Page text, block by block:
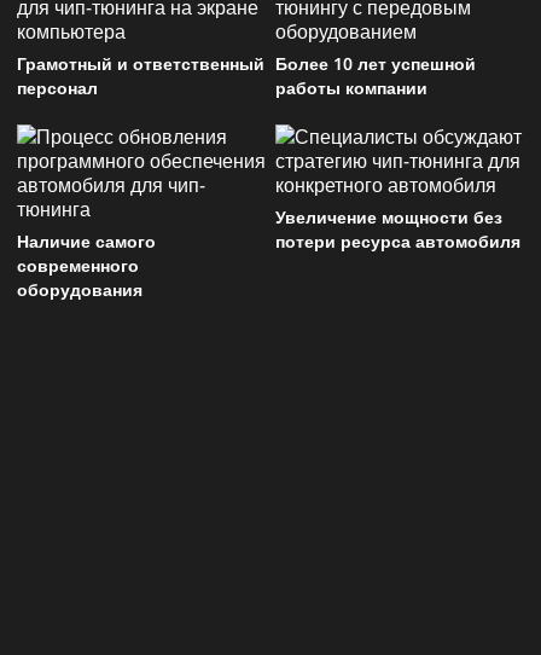
Грамотный и ответственный
персонал
Более 10 лет успешной
работы компании
Наличие самого
современного
оборудования
Увеличение мощности без
потери ресурса автомобиля